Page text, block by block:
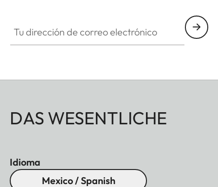
DAS WESENTLICHE
Idioma
Mexico / Spanish